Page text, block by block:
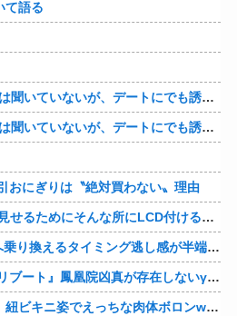
て語る
るはずだ。間男と会うからね。はいはいどうぞ思う存分お楽しみください。そのうち地獄に落してやるわ！
るはずだ。間男と会うからね。はいはいどうぞ思う存分お楽しみください。そのうち地獄に落してやるわ！
おにぎりは〝絶対買わない〟理由
るためにそんな所にLCD付けるのかな
り換えるタイミング逃し感が半端ない
院凶真が存在しないγ（ガンマ）世界線が追加される
ビキニ姿でえっちな肉体ボロンwww